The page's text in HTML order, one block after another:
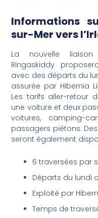
Informations
sur-Mer vers
La nouvelle
Ringaskiddy
avec des départs du
assurée par Hibernia
Les tarifs aller-retour
une voiture et deux
voitures, camping-
passagers piétons.
seront également
6 traversées par
Départs du lundi
Exploité par
Temps de